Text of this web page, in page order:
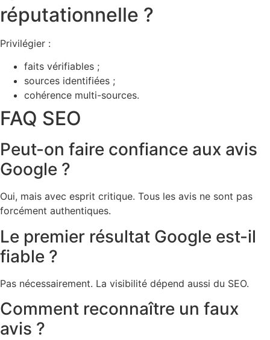
réputationnelle ?
Privilégier :
faits vérifiables ;
sources identifiées ;
cohérence multi-sources.
FAQ SEO
Peut-on faire confiance aux avis
Google ?
Oui, mais avec esprit critique. Tous les avis ne sont pas
forcément authentiques.
Le premier résultat Google est-il
fiable ?
Pas nécessairement. La visibilité dépend aussi du SEO.
Comment reconnaître un faux
avis ?